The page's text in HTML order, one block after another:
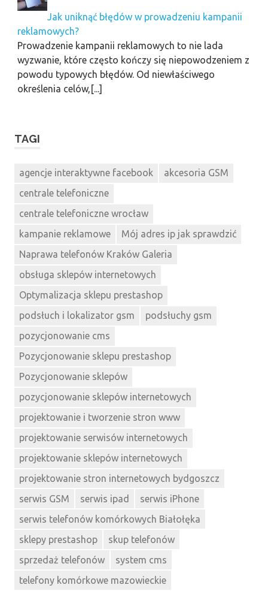
Jak uniknąć błędów w prowadzeniu kampanii
reklamowych?
Prowadzenie kampanii reklamowych to nie lada
wyzwanie, które często kończy się niepowodzeniem z
powodu typowych błędów. Od niewłaściwego
określenia celów,[...]
TAGI
agencje interaktywne facebook
akcesoria GSM
centrale telefoniczne
centrale telefoniczne wrocław
kampanie reklamowe
Mój adres ip jak sprawdzić
Naprawa telefonów Kraków Galeria
obsługa sklepów internetowych
Optymalizacja sklepu prestashop
podsłuch i lokalizator gsm
podsłuchy gsm
pozycjonowanie cms
Pozycjonowanie sklepu prestashop
Pozycjonowanie sklepów
pozycjonowanie sklepów internetowych
projektowanie i tworzenie stron www
projektowanie serwisów internetowych
projektowanie sklepów internetowych
projektowanie stron internetowych bydgoszcz
serwis GSM
serwis ipad
serwis iPhone
serwis telefonów komórkowych Białołęka
sklepy prestashop
skup telefonów
sprzedaż telefonów
system cms
telefony komórkowe mazowieckie